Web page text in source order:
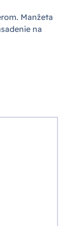
Manžeta
na